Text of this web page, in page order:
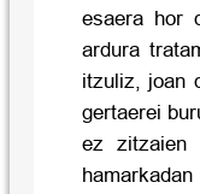
esaera hor
ardura
itzuliz, joan
gertaerei
ez zitzaien